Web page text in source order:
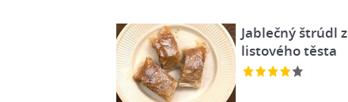
Jablečný štrúdl z
listového těsta